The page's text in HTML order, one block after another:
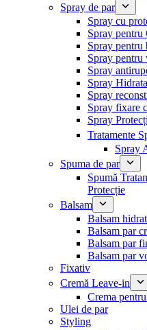
Spray de par
Spray cu
Spray pentru
Spray pentru
Spray pentru
Spray
Spray
Spray
Spray fixare
Spray
Tratamente
Spray
Spuma de par
Spumă
Protecție
Balsam
Balsam
Balsam par
Balsam par
Balsam par
Fixativ
Cremă Leave-in
Crema
Ulei de par
Styling